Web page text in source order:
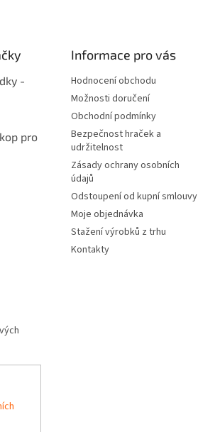
-
pro
Informace pro vás
Hodnocení obchodu
Možnosti doručení
Obchodní podmínky
Bezpečnost hraček a
udržitelnost
Zásady ochrany osobních
údajů
Odstoupení od kupní smlouvy
Moje objednávka
Stažení výrobků z trhu
Kontakty